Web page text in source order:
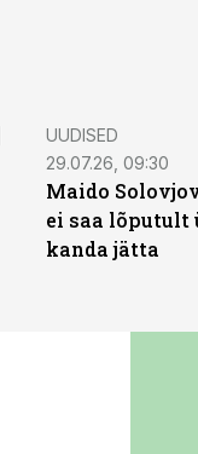
UUDISED
29.07.26, 09:30
Maido
ei saa lõputult
kanda jätta